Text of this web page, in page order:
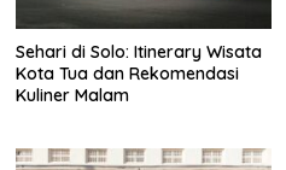
Sehari di Solo: Itinerary Wisata
Kota Tua dan Rekomendasi
Kuliner Malam